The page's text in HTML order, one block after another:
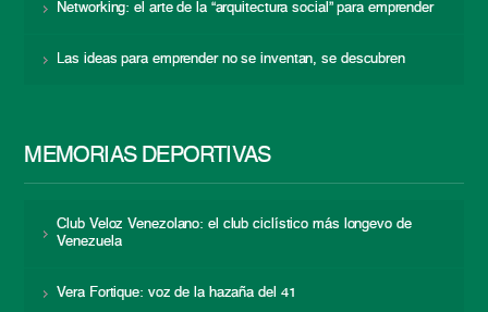
Networking: el arte de la “arquitectura social” para emprender
Las ideas para emprender no se inventan, se descubren
MEMORIAS DEPORTIVAS
Club Veloz Venezolano: el club ciclístico más longevo de
Venezuela
Vera Fortique: voz de la hazaña del 41